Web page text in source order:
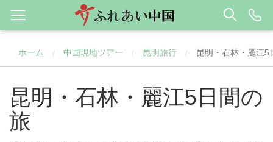
ホーム / 中国現地ツアー / 昆明旅行 / 昆明・石林・麗江5
昆明・石林・麗江5日間の
旅